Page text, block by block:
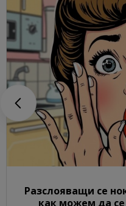
Разслояващи се
как можем да